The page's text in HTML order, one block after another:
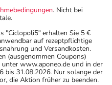
. Nicht bei
"Ciclopoli5" erhalten Sie 5 €
auf rezeptpflichtige
und Versandkosten.
(ausgenommen Coupons)
www.aponeo.de und in der
bis 31.08.2026. Nur solange der
die Aktion früher zu beenden.